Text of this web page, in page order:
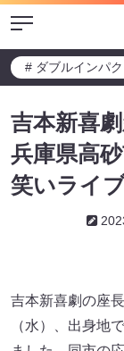
Menu
# ダブルインパ
吉本新喜
兵庫県高
笑いライ
吉本新喜劇の座
（水）、出身地